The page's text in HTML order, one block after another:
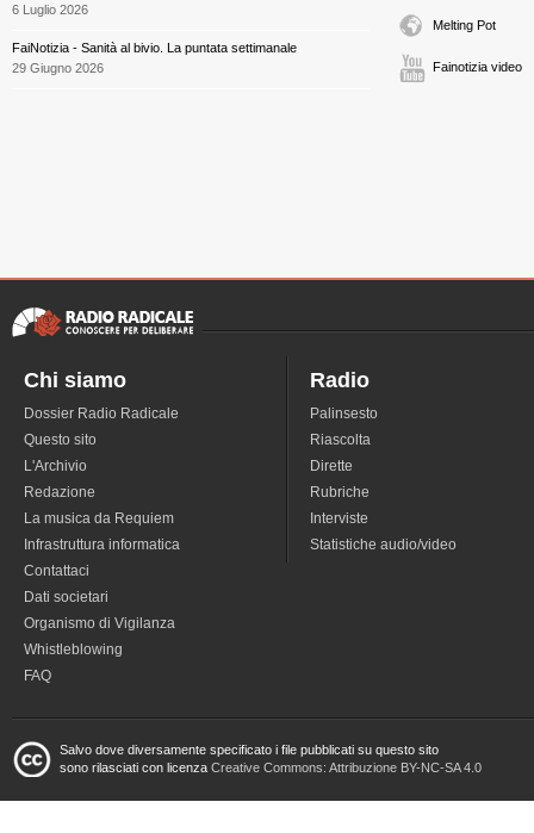
6 Luglio 2026
FaiNotizia - Sanità al bivio. La puntata settimanale
29 Giugno 2026
Melting Pot
Fainotizia video
Chi siamo
Dossier Radio Radicale
Questo sito
L'Archivio
Redazione
La musica da Requiem
Infrastruttura informatica
Contattaci
Dati societari
Organismo di Vigilanza
Whistleblowing
FAQ
Radio
Palinsesto
Riascolta
Dirette
Rubriche
Interviste
Statistiche audio/video
Salvo dove diversamente specificato i file pubblicati su questo sito
sono rilasciati con licenza Creative Commons: Attribuzione BY-NC-SA 4.0